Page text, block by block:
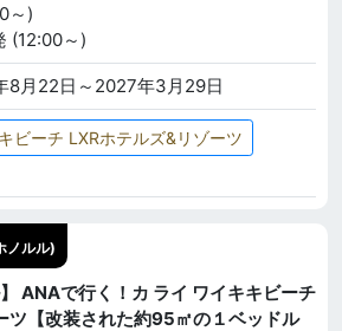
～)
(12:00～)
8月22日～2027年3月29日
ビーチ LXRホテルズ&リゾーツ
ノルル)
ANAで行く！カ ライ ワイキキビーチ
ツ【改装された約95㎡の１ベッドル